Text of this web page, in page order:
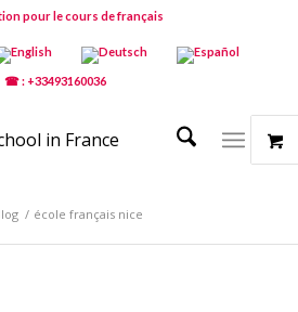
pour le cours de français
☎ : +33493160036
/ école français nice